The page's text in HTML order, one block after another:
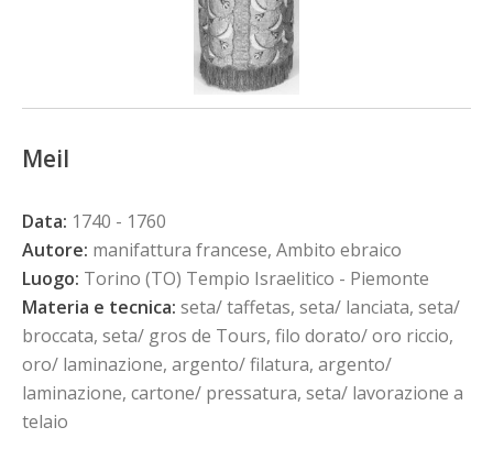
Meil
Data: 1740 - 1760
Autore: manifattura francese, Ambito ebraico
Luogo: Torino (TO) Tempio Israelitico - Piemonte
Materia e tecnica: seta/ taffetas, seta/ lanciata, seta/
broccata, seta/ gros de Tours, filo dorato/ oro riccio,
oro/ laminazione, argento/ filatura, argento/
laminazione, cartone/ pressatura, seta/ lavorazione a
telaio